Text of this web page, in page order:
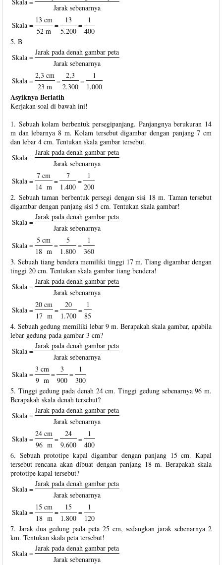
Skala =
Jarak sebenarnya
Skala =
13 cm
=
13
=
1
52 m
5.200
400
5. B
Skala =
Jarak pada denah gambar peta
Jarak sebenarnya
Skala =
2,3 cm
=
2,3
=
1
23 m
2.300 1.000
Asyiknya Berlatih
Kerjakan soal di bawah ini!
1. Sebuah kolam berbentuk persegipanjang. Panjangnya berukuran 14
m dan lebarnya 8 m. Kolam tersebut digambar dengan panjang 7 cm
dan lebar 4 cm. Tentukan skala gambar tersebut.
Skala =
Jarak pada denah gambar peta
Jarak sebenarnya
Skala =
7 cm
=
7
=
1
14 m
1.400
200
2. Sebuah taman berbentuk persegi dengan sisi 18 m. Taman tersebut
digambar dengan panjang sisi 5 cm. Tentukan skala gambar!
Skala =
Jarak pada denah gambar peta
Jarak sebenarnya
Skala =
5 cm
=
5
=
1
18 m
1.800
360
3. Sebuah tiang bendera memiliki tinggi 17 m. Tiang digambar dengan
tinggi 20 cm. Tentukan skala gambar tiang bendera!
Skala =
Jarak pada denah gambar peta
Jarak sebenarnya
Skala =
20 cm
=
20
=
1
17 m
1.700
85
4. Sebuah gedung memiliki lebar 9 m. Berapakah skala gambar, apabila
lebar gedung pada gambar 3 cm?
Skala =
Jarak pada denah gambar peta
Jarak sebenarnya
Skala =
3 cm
=
3
=
1
9 m
900
300
5. Tinggi gedung pada denah 24 cm. Tinggi gedung sebenarnya 96 m.
Berapakah skala denah tersebut?
Skala =
Jarak pada denah gambar peta
Jarak sebenarnya
Skala =
24 cm
=
24
=
1
96 m
9.600
400
6. Sebuah prototipe kapal digambar dengan panjang 15 cm. Kapal
tersebut rencana akan dibuat dengan panjang 18 m. Berapakah skala
prototipe kapal tersebut?
Skala =
Jarak pada denah gambar peta
Jarak sebenarnya
Skala =
15 cm
=
15
=
1
18 m
1.800
120
7. Jarak dua gedung pada peta 25 cm, sedangkan jarak sebenarnya 2
km. Tentukan skala peta tersebut!
Skala =
Jarak pada denah gambar peta
Jarak sebenarnya